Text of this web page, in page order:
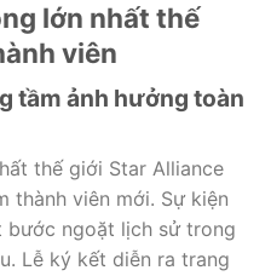
lớn nhất thế
viên
tầm ảnh hưởng toàn
thế giới Star Alliance
thành viên mới. Sự kiện
bước ngoặt lịch sử trong
Lễ ký kết diễn ra trang